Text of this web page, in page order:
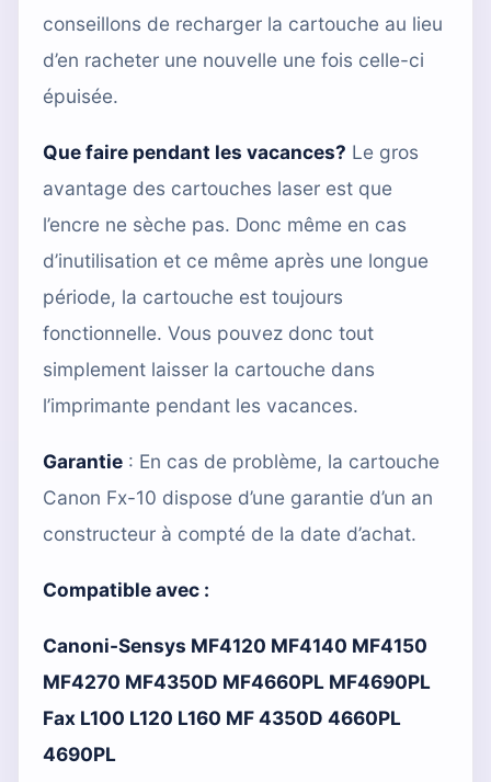
conseillons de recharger la cartouche au lieu
d’en racheter une nouvelle une fois celle-ci
épuisée.
Que faire pendant les vacances? Le gros
avantage des cartouches laser est que
l’encre ne sèche pas. Donc même en cas
d’inutilisation et ce même après une longue
période, la cartouche est toujours
fonctionnelle. Vous pouvez donc tout
simplement laisser la cartouche dans
l’imprimante pendant les vacances.
Garantie : En cas de problème, la cartouche
Canon Fx-10 dispose d’une garantie d’un an
constructeur à compté de la date d’achat.
Compatible avec :
Canoni-Sensys MF4120 MF4140 MF4150
MF4270 MF4350D MF4660PL MF4690PL
Fax L100 L120 L160 MF 4350D 4660PL
4690PL